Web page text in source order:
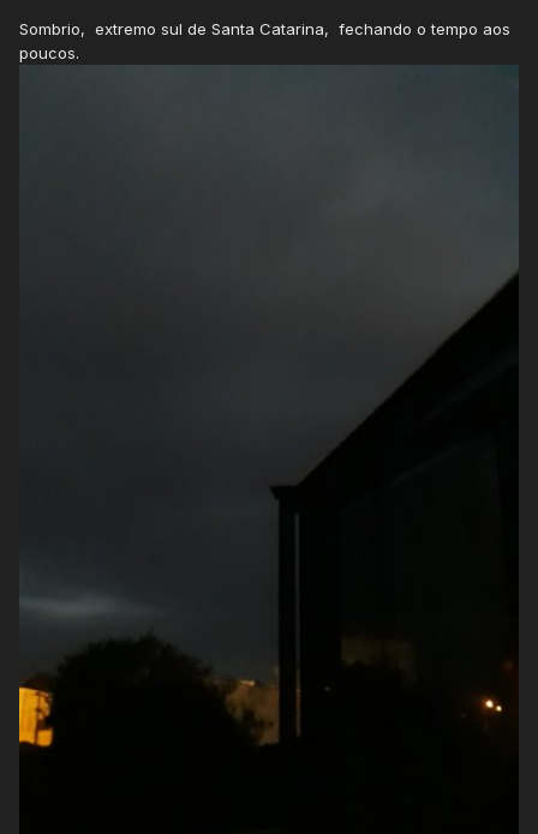
Sombrio, extremo sul de Santa Catarina, fechando o tempo aos
poucos.